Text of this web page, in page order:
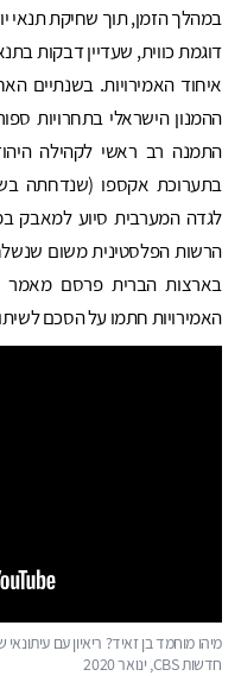
במהלך הזמן, תוך שחיקת תנאי
דוגמת כווית, שעדיין דבקות
איחוד האמירויות. בשנתיים
ההמנון הישראלי בתחרויות
התמנה רב ראשי לקהילה
בתערוכת אקספו (שנדחתה
לגדה המערבית סיוע למאבק
הרשות הפלסטינית משום
בארצות הברית פרסם מאמר
האמירויות חתמו על הסכם
מיהו מוחמד בן זאיד? ריאיון עם
חדשות CBS, ינואר 2020